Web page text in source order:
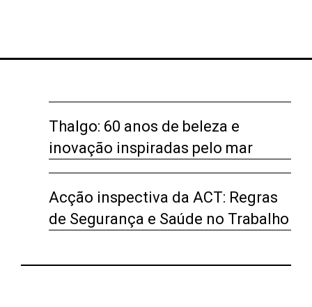
Thalgo: 60 anos de beleza e
inovação inspiradas pelo mar
Acção inspectiva da ACT: Regras
de Segurança e Saúde no Trabalho